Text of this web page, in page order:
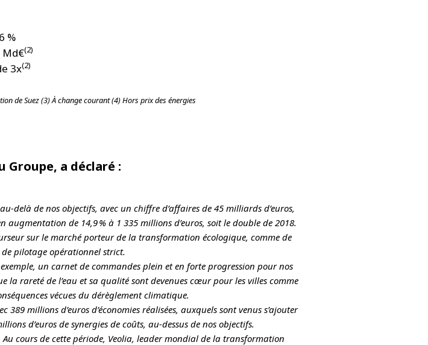
%
Md€(2)
3x(2)
de Suez (3) À change courant (4) Hors prix des énergies
Groupe, a déclaré :
delà de nos objectifs, avec un chiffre d’affaires de 45 milliards d’euros,
de 14,9 % à 1 335 millions d’euros, soit le double de 2018.
sur le marché porteur de la transformation écologique, comme de
pilotage opérationnel strict.
un carnet de commandes plein et en forte progression pour nos
la rareté de l’eau et sa qualité sont devenues cœur pour les villes comme
vécues du dérèglement climatique.
millions d’euros d’économies réalisées, auxquels sont venus s’ajouter
d’euros de synergies de coûts, au-dessus de nos objectifs.
Au cours de cette période, Veolia, leader mondial de la transformation